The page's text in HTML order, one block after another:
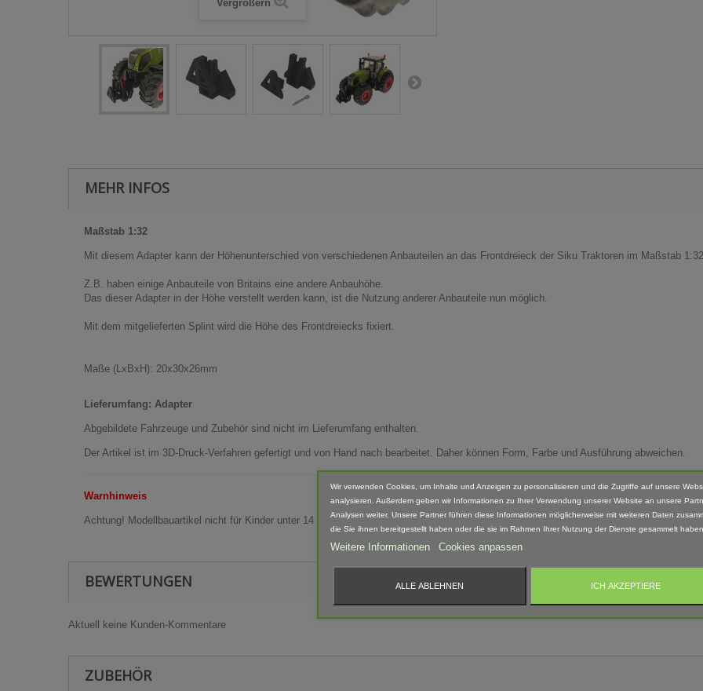
Vergrößern
MEHR INFOS
Maßstab 1:32
Mit diesem Adapter kann der Höhenunterschied von verschiedenen Anbauteilen an das Frontdreieck der Siku Traktoren im Maßstab
Z.B. haben einige Anbauteile von Britains eine andere Anbauhöhe.
Das dieser Adapter in der Höhe verstellt werden kann, ist die Nutzung anderer Anbauteile nun möglich.
Mit dem mitgelieferten Splint wird die Höhe des Frontdreiecks fixiert.
Maße (LxBxH): 20x30x26mm
Lieferumfang: Adapter
Abgebildete Fahrzeuge und Zubehör sind nicht im Lieferumfang enthalten.
Der Artikel ist im 3D-Druck-Verfahren gefertigt und von Hand nach bearbeitet. Daher können Form, Farbe und Ausführung abweichen.
Warnhinweis
Achtung! Modellbauartikel nicht für Kinder unter 14 Jahren geeignet! Erstickungsgefahr Aufgrund verschluckbarer und spitzer Kleinteile.
BEWERTUNGEN
Aktuell keine Kunden-Kommentare
ZUBEHÖR
Wir verwenden Cookies, um Inhalte und Anzeigen zu personalisieren und die Zugriffe auf unsere
analysieren. Außerdem geben wir Informationen zu Ihrer Verwendung unserer Website an unsere
Analysen weiter. Unsere Partner führen diese Informationen möglicherweise mit weiteren Daten
die Sie ihnen bereitgestellt haben oder die sie im Rahmen Ihrer Nutzung der Dienste gesammelt haben.
Weitere Informationen Cookies anpassen
ALLE ABLEHNEN ICH AKZEPTIERE